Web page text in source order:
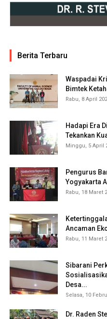
Berita Terbaru
Waspadai
Bimtek
Rabu, 8 April
Hadapi Era
Tekankan
Minggu, 5 April
Pengurus
Yogyakarta
Rabu, 18 Maret
Ancaman
Rabu, 11 Maret
Sibarani
Desa...
Selasa, 10
Dr. Raden